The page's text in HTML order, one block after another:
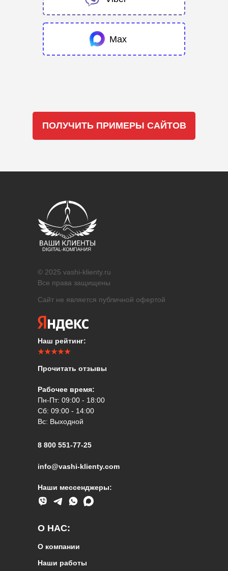
Max
ПОЛУЧИТЬ ПРИМЕРЫ САЙТОВ
Наш рейтинг:
★★★★★
Прочитать отзывы
8 800 551-77-25
info@vashi-klienty.com
Сайт не является публичной офертой
© 2025 vashi-klienty.ru
Все права защищены
Рабочее время:
Пн-Пт: 09:00 - 18:00
Сб: 09:00 - 14:00
Вс: Выходной
О компании
Наши работы
О НАС:
Наши мессенджеры: